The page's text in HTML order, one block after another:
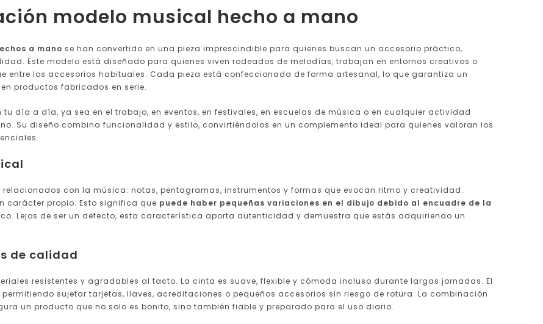
modelo musical hecho a mano
a mano se han convertido en una pieza imprescindible para quienes buscan un accesorio práctico,
Este modelo está diseñado para quienes viven rodeados de melodías, trabajan en entornos creativos o
entre los accesorios habituales. Cada pieza está confeccionada de forma artesanal, lo que garantiza un
productos fabricados en serie.
día a día, ya sea en el trabajo, en eventos, en festivales, en escuelas de música o en cualquier actividad
Su diseño combina funcionalidad y estilo, convirtiéndolos en un complemento ideal para quienes valoran los
relacionados con la música: notas, pentagramas, instrumentos y formas que evocan ritmo y creatividad.
carácter propio. Esto significa que puede haber pequeñas variaciones en el dibujo debido al encuadre de la
Lejos de ser un defecto, esta característica aporta autenticidad y demuestra que estás adquiriendo un
de calidad
resistentes y agradables al tacto. La cinta es suave, flexible y cómoda incluso durante largas jornadas. El
sujetar tarjetas, llaves, acreditaciones o pequeños accesorios sin riesgo de rotura. La combinación
un producto que no solo es bonito, sino también fiable y preparado para el uso diario.